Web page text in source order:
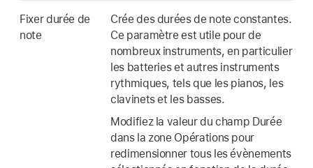
Fixer durée de
note
Crée des durées de note constantes.
Ce paramètre est utile pour de
nombreux instruments, en particulier
les batteries et autres instruments
rythmiques, tels que les pianos, les
clavinets et les basses.
Modifiez la valeur du champ Durée
dans la zone Opérations pour
redimensionner tous les évènements